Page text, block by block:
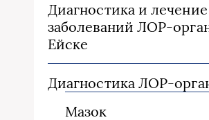
Диагностика и лечение
заболеваний ЛОР-
Ейске
Диагностика ЛОР-
Мазок